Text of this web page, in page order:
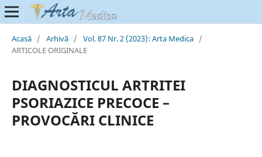
Acasă / Arhivă / Vol. 87 Nr. 2 (2023): Arta Medica /
ARTICOLE ORIGINALE
DIAGNOSTICUL ARTRITEI
PSORIAZICE PRECOCE –
PROVOCĂRI CLINICE